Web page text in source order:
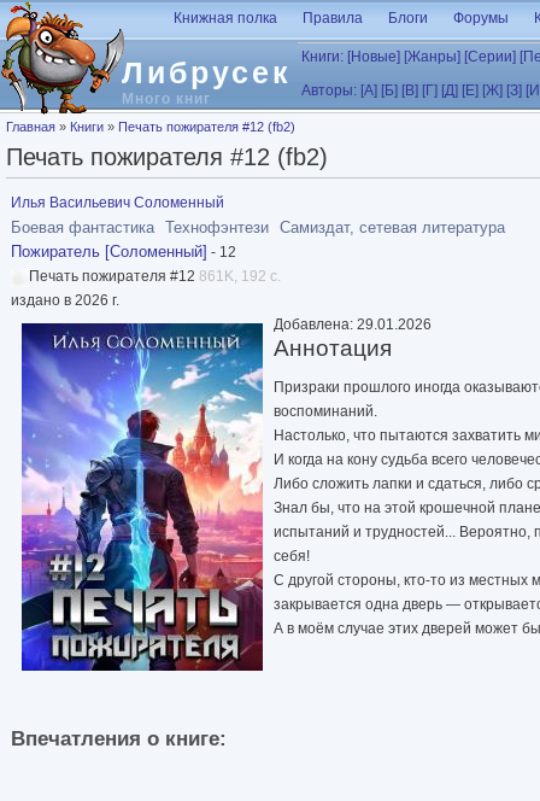
Перейти к основному содержанию
Либрусек
Много книг
Книжная полка Правила Блоги Форумы
Книги: [Новые] [Жанры] [Серии]
Авторы: [А] [Б] [В] [Г] [Д] [Е] [Ж] [З]
Вы здесь
Главная » Книги » Печать пожирателя #12 (fb2)
Печать пожирателя #12 (fb2)
Илья Васильевич Соломенный
Боевая фантастика Технофэнтези Самиздат, сетевая литература
Пожиратель [Соломенный] - 12
Печать пожирателя #12 861K, 192 с.
издано в 2026 г.
Добавлена: 29.01.2026
Аннотация
Призраки прошлого иногда
воспоминаний.
Настолько, что пытаются захватить
И когда на кону судьба всего
Либо сложить лапки и сдаться, либо
Знал бы, что на этой крошечной
испытаний и трудностей... Вероятно,
себя!
С другой стороны, кто-то из местных
закрывается одна дверь —
А в моём случае этих дверей может
Впечатления о книге: